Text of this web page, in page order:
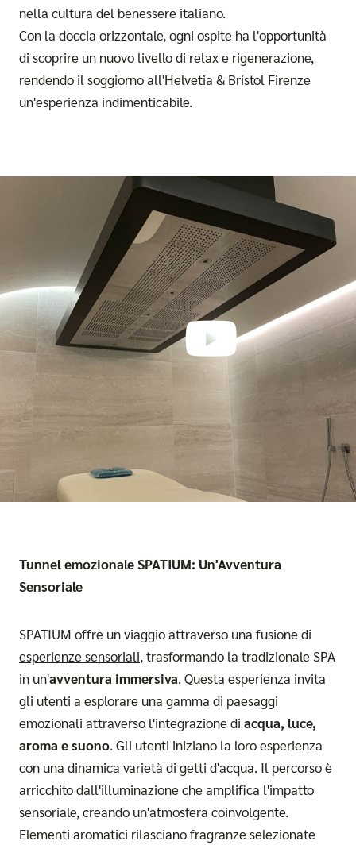
nella cultura del benessere italiano.
Con la doccia orizzontale, ogni ospite ha l'opportunità
di scoprire un nuovo livello di relax e rigenerazione,
rendendo il soggiorno all'Helvetia & Bristol Firenze
un'esperienza indimenticabile.
Tunnel emozionale SPATIUM: Un'Avventura
Sensoriale
SPATIUM offre un viaggio attraverso una fusione di
esperienze sensoriali, trasformando la tradizionale SPA
in un'avventura immersiva. Questa esperienza invita
gli utenti a esplorare una gamma di paesaggi
emozionali attraverso l'integrazione di acqua, luce,
aroma e suono. Gli utenti iniziano la loro esperienza
con una dinamica varietà di getti d'acqua. Il percorso è
arricchito dall'illuminazione che amplifica l'impatto
sensoriale, creando un'atmosfera coinvolgente.
Elementi aromatici rilasciano fragranze selezionate